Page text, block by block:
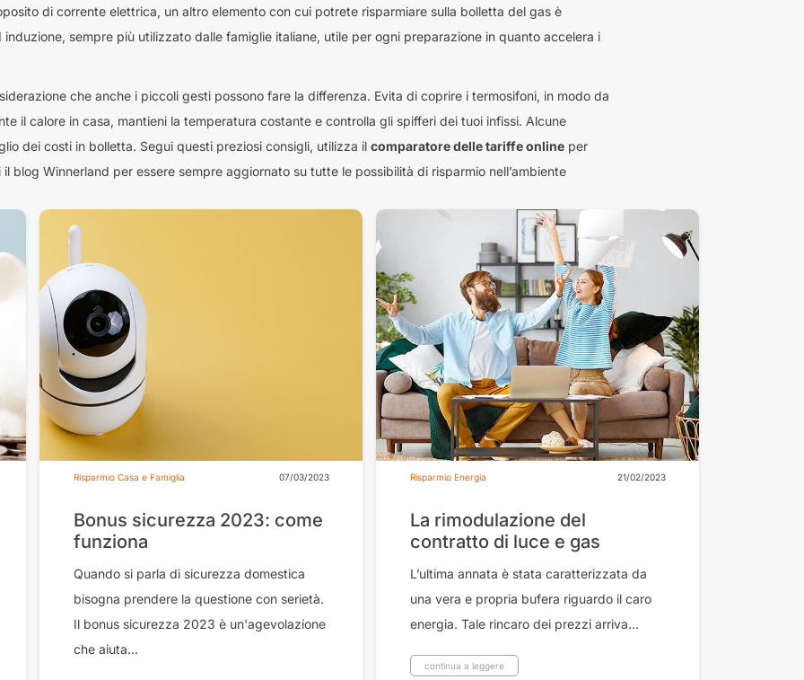
di corrente elettrica, un altro elemento con cui potrete risparmiare sulla bolletta del gas è
sempre più utilizzato dalle famiglie italiane, utile per ogni preparazione in quanto accelera i
che anche i piccoli gesti possono fare la differenza. Evita di coprire i termosifoni, in modo da
il calore in casa, mantieni la temperatura costante e controlla gli spifferi dei tuoi infissi. Alcune
dei costi in bolletta. Segui questi preziosi consigli, utilizza il comparatore delle tariffe onlineper
blog Winnerland per essere sempre aggiornato su tutte le possibilità di risparmio nell’ambiente
Risparmio Casa e Famiglia 07/03/2023
Bonus sicurezza 2023: come
funziona
Quando si parla di sicurezza domestica
bisogna prendere la questione con serietà.
Il bonus sicurezza 2023 è un'agevolazione
che aiuta...
Risparmio Energia 21/02/2023
La rimodulazione del
contratto di luce e gas
L’ultima annata è stata caratterizzata da
una vera e propria bufera riguardo il caro
energia. Tale rincaro dei prezzi arriva...
continua a leggere